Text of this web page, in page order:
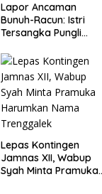
Lapor Ancaman
Bunuh-Racun: Istri
Tersangka Pungli
Oknum G Mengaku
Utusan Kadis
Disdagperin
Lepas Kontingen
Jamnas XII, Wabup
Syah Minta Pramuka